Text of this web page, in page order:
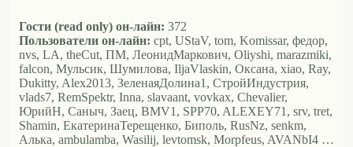
Гости (read only) он-лайн: 372
Пользователи он-лайн: cpt, UStaV, tom, Komissar, федор,
nvs, LA, theCut, ПМ, ЛеонидМаркович, Oliyshi, marazmiki,
falcon, Мульсик, Шумилова, IljaVlaskin, Оксана, xiao, Ray,
Dukitty, Alex2013, ЗеленаяДолина1, СтройИндустрия,
vlads7, RemSpektr, Inna, slavaant, vovkax, Chevalier,
ЮрийН, Саныч, Заец, BMV1, SPP70, ALEXEY71, srv, tret,
Shamin, ЕкатеринаТерещенко, Биполь, RusNz, senkm,
Алька, ambulamba, Wasilij, levtomsk, Morpfeus, AVANbI4 …